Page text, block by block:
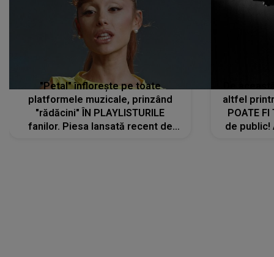
"Petal" înflorește pe toate
platformele muzicale, prinzând
"rădăcini" ÎN PLAYLISTURILE
fanilor. Piesa lansată recent de
altfel
POATE FI
de public!